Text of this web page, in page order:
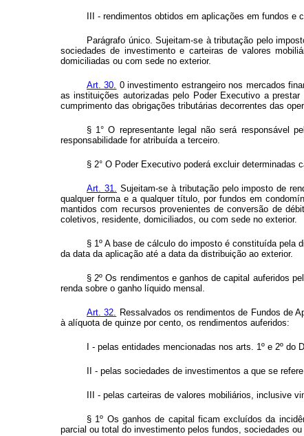
III - rendimentos obtidos em aplicações em fundos e
Parágrafo único. Sujeitam-se à tributação pelo
sociedades de investimento e carteiras de valores
domiciliadas ou com sede no exterior.
Art. 30. 0 investimento estrangeiro nos mercados
as instituições autorizadas pelo Poder Executivo a
cumprimento das obrigações tributárias decorrentes das
§ 1° O representante legal não será responsável
responsabilidade for atribuída a terceiro.
§ 2° O Poder Executivo poderá excluir determinadas
Art. 31. Sujeitam-se à tributação pelo imposto de
qualquer forma e a qualquer título, por fundos em
mantidos com recursos provenientes de conversão de
coletivos, residente, domiciliados, ou com sede no exterior.
§ 1º A base de cálculo do imposto é constituída pela
da data da aplicação até a data da distribuição ao exterior.
§ 2º Os rendimentos e ganhos de capital auferidos
renda sobre o ganho líquido mensal.
Art. 32. Ressalvados os rendimentos de Fundos de
à alíquota de quinze por cento, os rendimentos auferidos:
I - pelas entidades mencionadas nos arts. 1º e 2º do
II - pelas sociedades de investimentos a que se
III - pelas carteiras de valores mobiliários, inclusive
§ 1º Os ganhos de capital ficam excluídos da
parcial ou total do investimento pelos fundos, sociedades